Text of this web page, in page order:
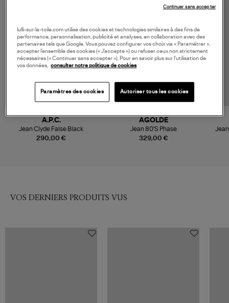
290,00 €
A.P.C.
Jean Clyde False Black
329,00 €
AGOLDE
Jean 80'S Phase
VOS DERNIERS PRODUITS VUS
lulli-sur-la-toile.com utilise des cookies et technologies similaires à des fins de
performance, personnalisation, publicité et analyses, en collaboration avec des
partenaires tels que Google. Vous pouvez configurer vos choix via « Paramétrer »,
accepter l’ensemble des cookies (« J’accepte ») ou refuser ceux non strictement
nécessaires (« Continuer sans accepter »). Pour en savoir plus sur l’utilisation de
vos données,
consulter notre politique de cookies
Paramètres des cookies Autoriser tous les cookies
Continuer sans accepter